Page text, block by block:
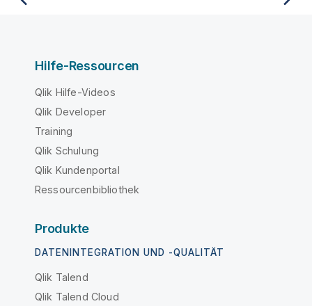
Hilfe-Ressourcen
Qlik Hilfe-Videos
Qlik Developer
Training
Qlik Schulung
Qlik Kundenportal
Ressourcenbibliothek
Produkte
DATENINTEGRATION UND -QUALITÄT
Qlik Talend
Qlik Talend Cloud